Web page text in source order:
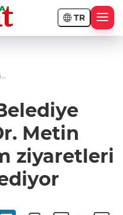
TR
Metin
ziyaretleri